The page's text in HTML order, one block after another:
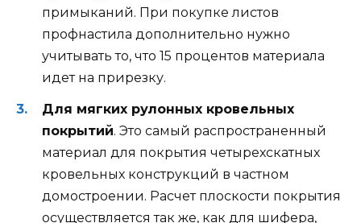
примыканий. При покупке листов
профнастила дополнительно нужно
учитывать то, что 15 процентов материала
идет на прирезку.
Для мягких рулонных кровельных
покрытий. Это самый распространенный
материал для покрытия четырехскатных
кровельных конструкций в частном
домостроении. Расчет плоскости покрытия
осуществляется так же, как для шифера,